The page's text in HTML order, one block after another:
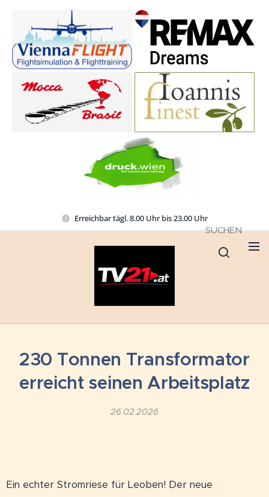
Erreichbar tägl. 8.00 Uhr bis 23.00 Uhr
SUCHEN
230 Tonnen Transformator
erreicht seinen Arbeitsplatz
26.02.2026
Ein echter Stromriese für Leoben! Der neue